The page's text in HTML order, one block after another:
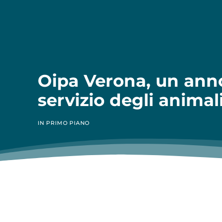
Oipa Verona, un
servizio degli
IN PRIMO PIANO